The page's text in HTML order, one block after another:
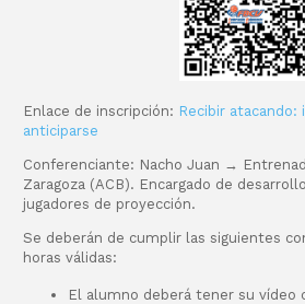
Enlace de inscripción: Recibir atacando:
anticiparse
Conferenciante: Nacho Juan →
Zaragoza (ACB). Encargado de
jugadores de proyección.
Se deberán de cumplir las siguientes
horas válidas:
El alumno deberá tener su vídeo